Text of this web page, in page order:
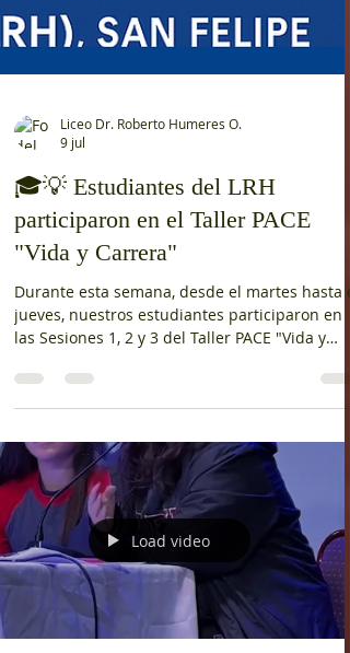
Liceo Dr. Roberto Humeres O.
9 jul
participaron en el Taller PACE
"Vida y Carrera"
Durante esta semana, desde el martes hasta el
jueves, nuestros estudiantes participaron en
las Sesiones 1, 2 y 3 del Taller PACE "Vida y
Carrera", una instancia orientada a fortalecer
el desarrollo personal y la proyección hacia la